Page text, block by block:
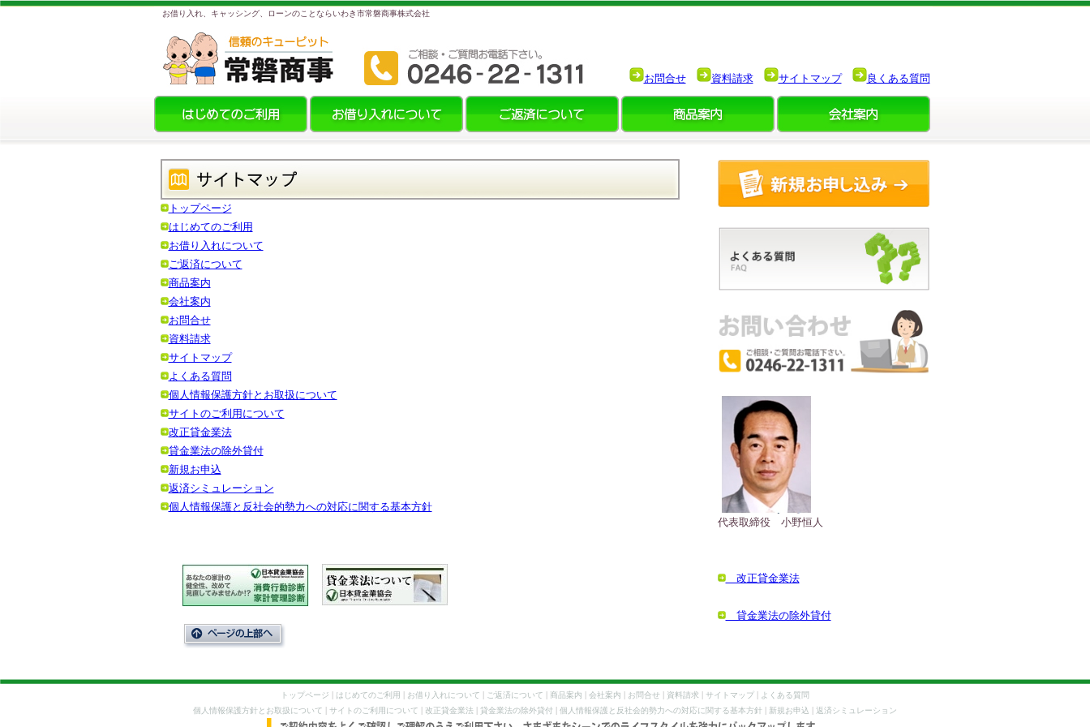
お借り入れ、キャッシング、ローンのことならいわき市常磐商事株式会社
お問合せ 資料請求 サイトマップ 良くある質問
トップページ
はじめてのご利用
お借り入れについて
ご返済について
商品案内
会社案内
お問合せ
資料請求
サイトマップ
よくある質問
個人情報保護方針とお取扱について
サイトのご利用について
改正貸金業法
貸金業法の除外貸付
新規お申込
返済シミュレーション
個人情報保護と反社会的勢力への対応に関する基本方針
代表取締役 小野恒人
改正貸金業法
貸金業法の除外貸付
トップページ | はじめてのご利用 | お借り入れについて | ご返済について | 商品案内 | 会社案内 | お問合せ | 資料請求 | サイトマップ | よくある質問
個人情報保護方針とお取扱について | サイトのご利用について | 改正貸金業法 | 貸金業法の除外貸付 | 個人情報保護と反社会的勢力への対応に関する基本方針 | 新規お申込 | 返済シミュレーション